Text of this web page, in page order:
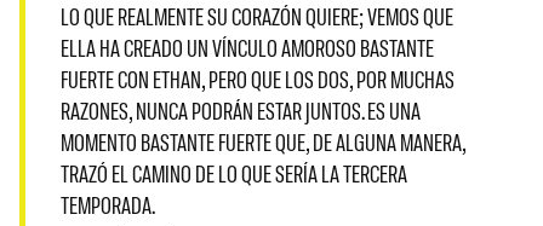
LO QUE REALMENTE SU CORAZÓN QUIERE; VEMOS QUE
ELLA HA CREADO UN VÍNCULO AMOROSO BASTANTE
FUERTE CON ETHAN, PERO QUE LOS DOS, POR MUCHAS
RAZONES, NUNCA PODRÁN ESTAR JUNTOS. ES UNA
MOMENTO BASTANTE FUERTE QUE, DE ALGUNA MANERA,
TRAZÓ EL CAMINO DE LO QUE SERÍA LA TERCERA
TEMPORADA.